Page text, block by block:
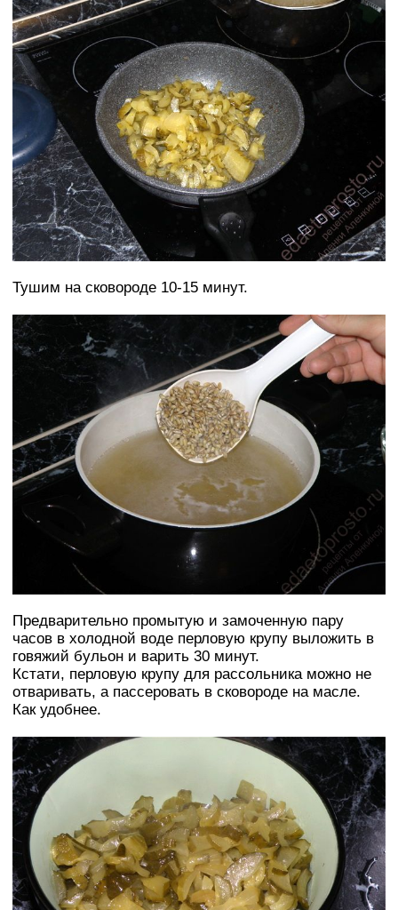
Тушим на сковороде 10-15 минут.
Предварительно промытую и замоченную пару
часов в холодной воде перловую крупу выложить в
говяжий бульон и варить 30 минут.
Кстати, перловую крупу для рассольника можно не
отваривать, а пассеровать в сковороде на масле.
Как удобнее.